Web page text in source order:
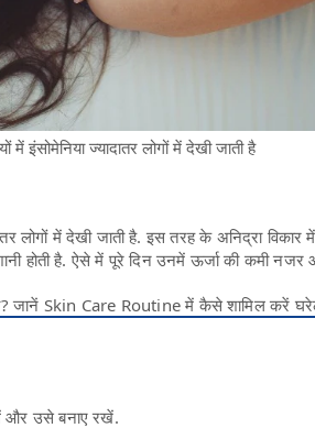
इंसोमेनिया ज्यादातर लोगों में देखी जाती है
लोगों में देखी जाती है. इस तरह के अनिद्रा विकार
होती है. ऐसे में पूरे दिन उनमें ऊर्जा की कमी नजर
जानें Skin Care Routine में कैसे शामिल करें
और उसे बनाए रखें.